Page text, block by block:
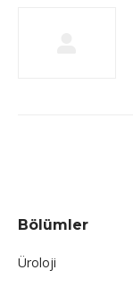
Bölümler
Üroloji